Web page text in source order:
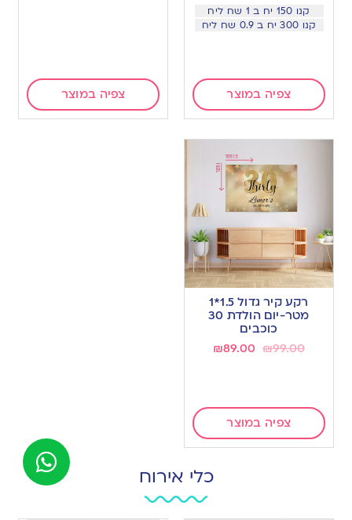
קנו 150 יח ב 1 שח ליח
קנו 300 יח ב 0.9 שח ליח
צפיה במוצר צפיה במוצר
רקע קיר גדול 1.5*1
מטר-יום הולדת 30
כוכבים
₪99.00
₪89.00
צפיה במוצר
כלי אירוח